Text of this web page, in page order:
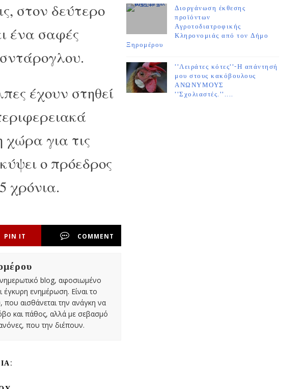
στον δεύτερο
ένα σαφές
έχουν στηθεί
χώρα για τις
ο πρόεδρος
χρόνια.
PIN IT COMMENT
blog, αφοσιωμένο
έγκυρη ενημέρωση. Είναι το
αισθάνεται την ανάγκη να
και πάθος, αλλά με σεβασμό
που την διέπουν.
Διοργάνωση έκθεσης
προϊόντων
Αγροτοδιατροφικής
Κληρονομιάς από τον Δήμο
Ξηρομέρου
''Λειράτες κότες''-Η απάντησή
μου στους κακόβουλους
ΑΝΩΝΥΜΟΥΣ
''Σχολιαστές.''....